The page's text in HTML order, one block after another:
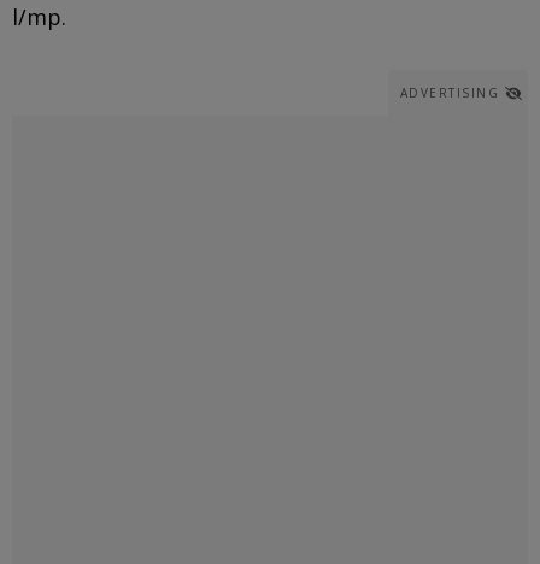
l/mp.
ADVERTISING